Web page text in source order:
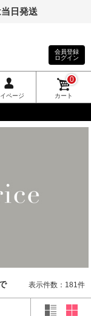
日発送
会員登録
ログイン
ページ カート
0
表示件数：181件